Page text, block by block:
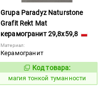
Grupa Paradyz Naturstone
Grafit Rekt Mat
керамогранит 29,8x59,8
Материал:
Керамогранит
919109
Код товара:
магия тонкой туманности